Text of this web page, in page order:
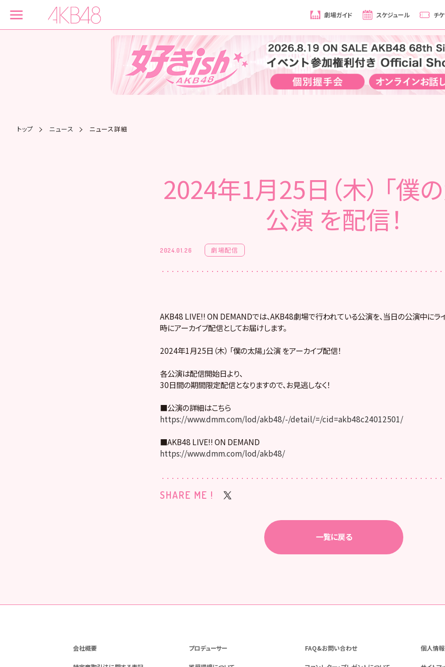
劇場ガイド スケジュール チ
トップ ニュース ニュース詳細
2024年1月25日（木） 「僕
公演 を配信！
2024.01.26 劇場配信
AKB48 LIVE!! ON DEMANDでは、AKB48劇場で行われている公演を、当日の公演中に
時にアーカイブ配信としてお届けします。
2024年1月25日（木） 「僕の太陽」公演 をアーカイブ配信！
各公演は配信開始日より、
30日間の期間限定配信となりますので、お見逃しなく！
■公演の詳細はこちら
https://www.dmm.com/lod/akb48/-/detail/=/cid=akb48c24012501/
■AKB48 LIVE!! ON DEMAND
https://www.dmm.com/lod/akb48/
SHARE ME !
一覧に戻る
会社概要 プロデューサー FAQ&お問い合わせ 個人情